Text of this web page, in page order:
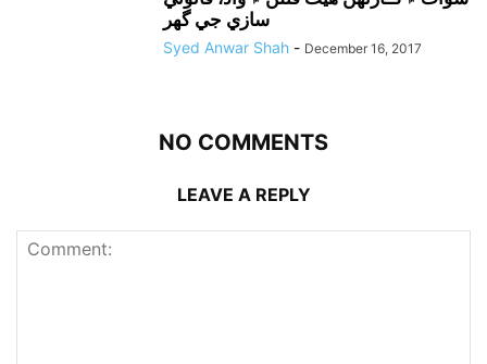
سازي جي گهر
Syed Anwar Shah - December 16, 2017
NO COMMENTS
LEAVE A REPLY